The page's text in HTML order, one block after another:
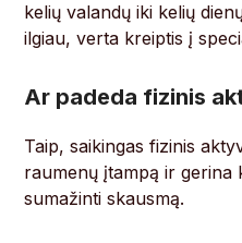
kelių valandų iki kelių
ilgiau, verta kreiptis į
Ar padeda fizinis
Taip, saikingas fizinis
raumenų įtampą ir gerina
sumažinti skausmą.